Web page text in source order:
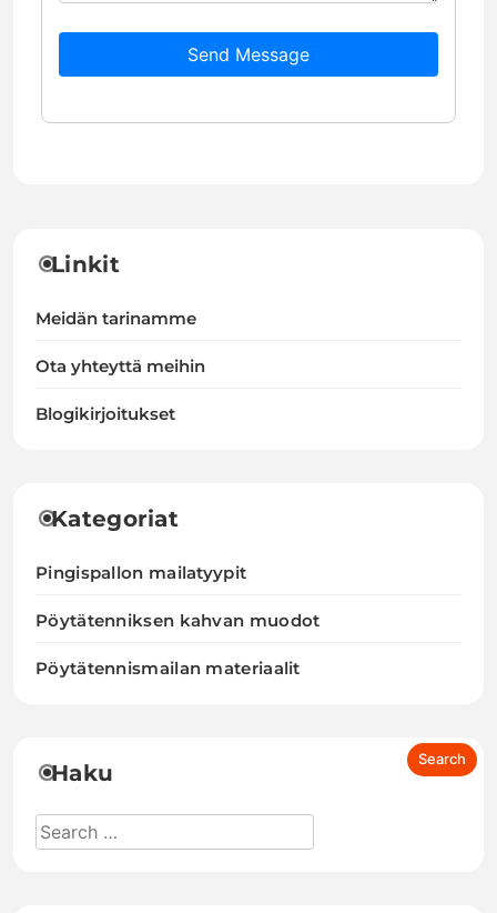
Send Message
Linkit
Meidän tarinamme
Ota yhteyttä meihin
Blogikirjoitukset
Kategoriat
Pingispallon mailatyypit
Pöytätenniksen kahvan muodot
Pöytätennismailan materiaalit
Haku